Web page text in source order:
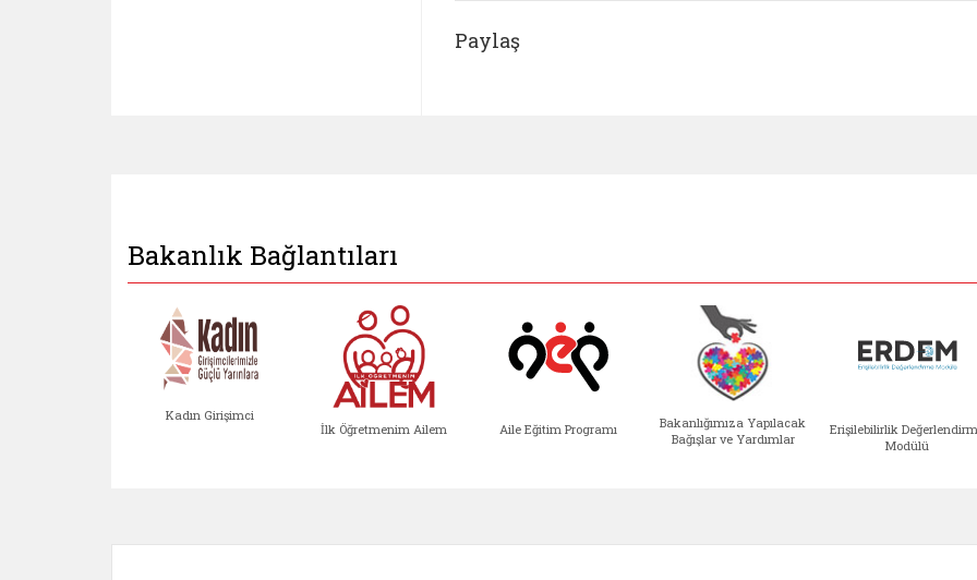
Paylaş
Bakanlık Bağlantıları
Kadın Girişimci
İlk Öğretmenim Ailem Aile Eğitim Programı
Bakanlığımıza Yapılacak
Bağışlar ve Yardımlar
Erişilebilirlik
Modülü